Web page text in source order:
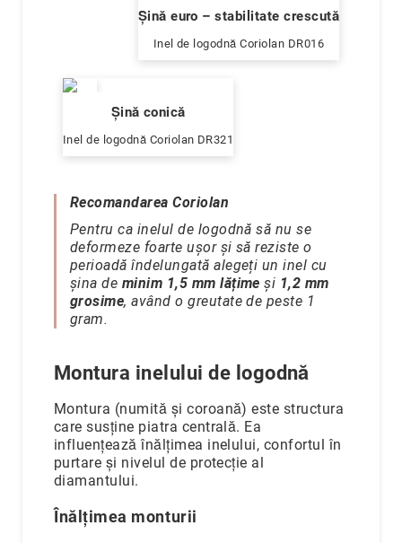
Cubic
Zirconia
Alege
colecția
Sclipiri
Diamant
Enchanted
Garden
Timeless
Rosetta
D'orica
Coriolan
Ediție
limitată
Rainbow
Pentru
Șină euro – stabilitate crescută
Inel de logodnă Coriolan DR016
Șină conică
Inel de logodnă Coriolan DR321
Recomandarea Coriolan
Pentru ca inelul de logodnă să nu se
deformeze foarte ușor și să reziste o
perioadă îndelungată alegeți un inel cu
șina de minim 1,5 mm lățime și 1,2 mm
grosime, având o greutate de peste 1
gram.
Montura inelului de logodnă
Montura (numită și coroană) este structura
care susține piatra centrală. Ea
influențează înălțimea inelului, confortul în
purtare și nivelul de protecție al
diamantului.
Înălțimea monturii